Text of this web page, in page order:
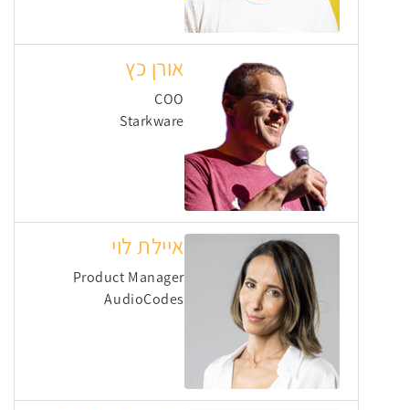
אורן כץ
COO
Starkware
איילת לוי
Product Manager
AudioCodes